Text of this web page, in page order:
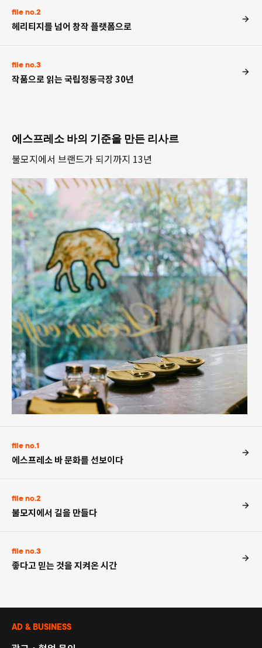
file no.2
헤리티지를 넘어 창작 플랫폼으로
file no.3
작품으로 읽는 국립정동극장 30년
에스프레소 바의 기준을 만든 리사르
불모지에서 브랜드가 되기까지 13년
file no.1
에스프레소 바 문화를 선보이다
file no.2
불모지에서 길을 만들다
file no.3
좋다고 믿는 것을 지켜온 시간
AD & BUSINESS